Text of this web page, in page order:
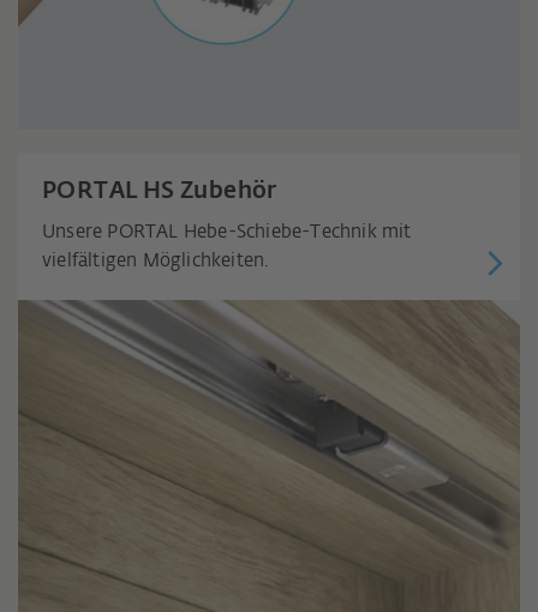
PORTAL HS Zubehör
Unsere PORTAL Hebe-Schiebe-Technik mit
vielfältigen Möglichkeiten.